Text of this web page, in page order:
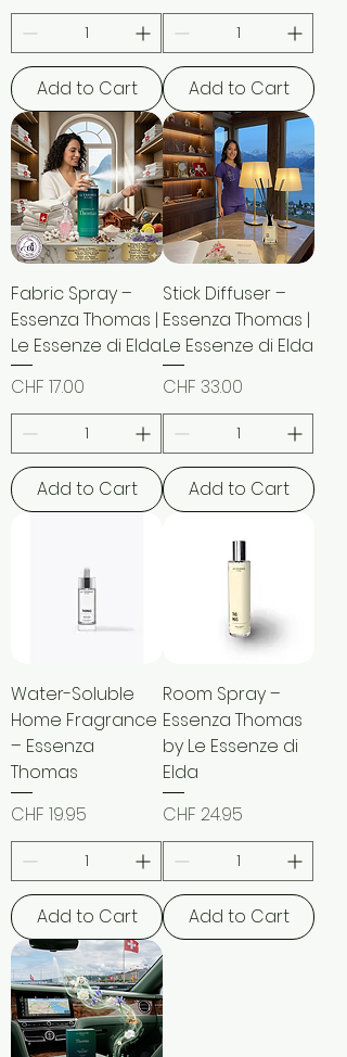
Add to Cart Add to Cart
Fabric Spray –
Essenza Thomas |
Le Essenze di Elda
Price
CHF 17.00
Add to Cart
Stick Diffuser –
Essenza Thomas |
Le Essenze di Elda
Price
CHF 33.00
Add to Cart
Water-Soluble
Home Fragrance
– Essenza
Thomas
Price
CHF 19.95
Add to Cart
Room Spray –
Essenza Thomas
by Le Essenze di
Elda
Price
CHF 24.95
Add to Cart